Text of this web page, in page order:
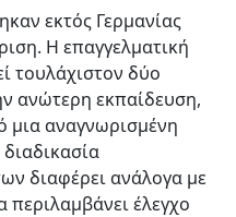
εκτός Γερμανίας
Η επαγγελματική
τουλάχιστον δύο
ανώτερη εκπαίδευση,
μια αναγνωρισμένη
διαφέρει ανάλογα με
περιλαμβάνει έλεγχο